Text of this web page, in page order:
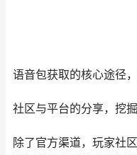
语音包获取的核心途径
社区与平台的分享，挖
除了官方渠道，玩家社